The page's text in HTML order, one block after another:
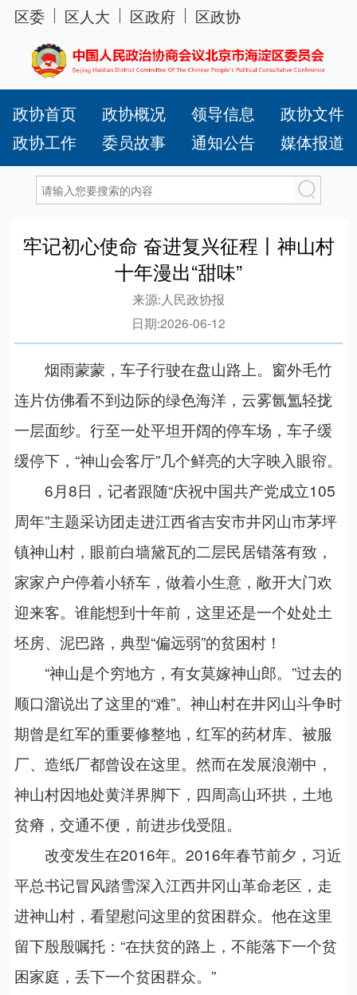
区委 区人大 区政府 区政协
政协首页 政协概况 领导信息
政协文件
政协工作
委员故事 通知公告 媒体报道
牢记初心使命 奋进复兴征程丨神山村
十年漫出“甜味”
来源:人民政协报
日期:2026-06-12
烟雨蒙蒙，车子行驶在盘山路上。窗外毛竹
连片仿佛看不到边际的绿色海洋，云雾氤氲轻拢
一层面纱。行至一处平坦开阔的停车场，车子缓
缓停下，“神山会客厅”几个鲜亮的大字映入眼帘。
6月8日，记者跟随“庆祝中国共产党成立105
周年”主题采访团走进江西省吉安市井冈山市茅坪
镇神山村，眼前白墙黛瓦的二层民居错落有致，
家家户户停着小轿车，做着小生意，敞开大门欢
迎来客。谁能想到十年前，这里还是一个处处土
坯房、泥巴路，典型“偏远弱”的贫困村！
“神山是个穷地方，有女莫嫁神山郎。”过去的
顺口溜说出了这里的“难”。神山村在井冈山斗争时
期曾是红军的重要修整地，红军的药材库、被服
厂、造纸厂都曾设在这里。然而在发展浪潮中，
神山村因地处黄洋界脚下，四周高山环拱，土地
贫瘠，交通不便，前进步伐受阻。
改变发生在2016年。2016年春节前夕，习近
平总书记冒风踏雪深入江西井冈山革命老区，走
进神山村，看望慰问这里的贫困群众。他在这里
留下殷殷嘱托：“在扶贫的路上，不能落下一个贫
困家庭，丢下一个贫困群众。”